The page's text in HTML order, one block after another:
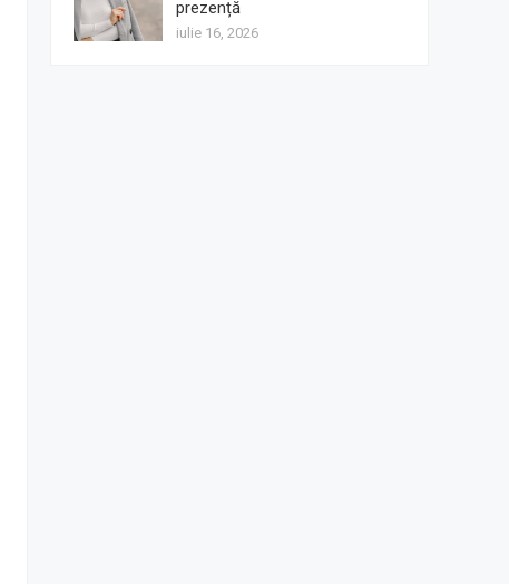
prezență
iulie 16, 2026